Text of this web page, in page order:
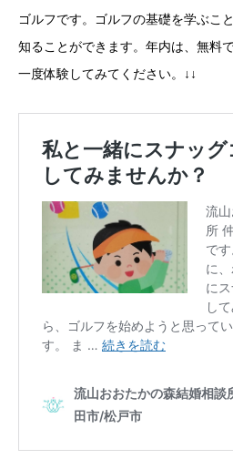
ゴルフです。ゴルフの基礎を学ぶこ
知ることができます。年内は、無料
一度体験してみてください。↓↓